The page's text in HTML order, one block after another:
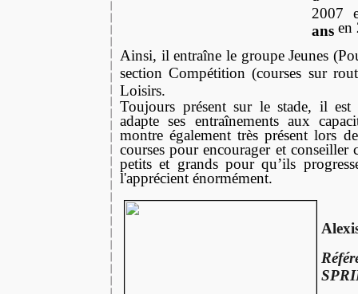
2007
ans en
Ainsi, il entraîne le groupe Jeunes
section Compétition (courses sur
Loisirs.
Toujours présent sur le stade, il
adapte ses entraînementsaux
montre également très présent lors
courses pour encourager et
petits et grands pour qu’ils
l'apprécient énormément.